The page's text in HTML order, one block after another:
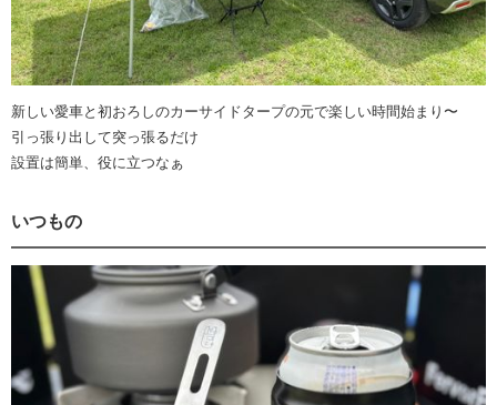
新しい愛車と初おろしのカーサイドタープの元で楽しい時間始まり〜
引っ張り出して突っ張るだけ
設置は簡単、役に立つなぁ
いつもの